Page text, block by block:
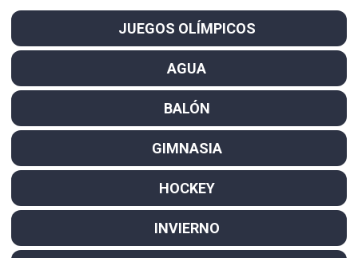
JUEGOS OLÍMPICOS
AGUA
BALÓN
GIMNASIA
HOCKEY
INVIERNO